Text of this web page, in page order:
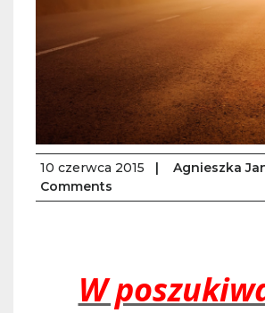
10 czerwca 2015 Agnieszka
Comments
W